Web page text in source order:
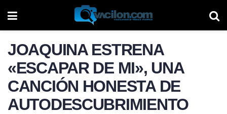
JOAQUINA ESTRENA
«ESCAPAR DE MI», UNA
CANCIÓN HONESTA DE
AUTODESCUBRIMIENTO